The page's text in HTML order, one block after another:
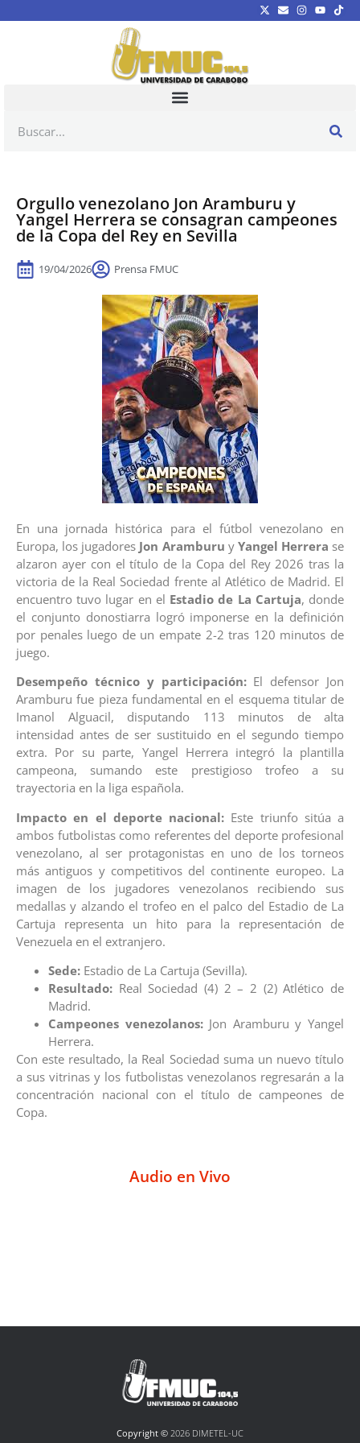
Orgullo venezolano Jon Aramburu y
Yangel Herrera se consagran campeones
de la Copa del Rey en Sevilla
19/04/2026 Prensa FMUC
En una jornada histórica para el fútbol venezolano en
Europa, los jugadores Jon Aramburu y Yangel Herrera se
alzaron ayer con el título de la Copa del Rey 2026 tras la
victoria de la Real Sociedad frente al Atlético de Madrid. El
encuentro tuvo lugar en el Estadio de La Cartuja, donde
el conjunto donostiarra logró imponerse en la definición
por penales luego de un empate 2-2 tras 120 minutos de
juego.
Desempeño técnico y participación:El defensor Jon
Aramburu fue pieza fundamental en el esquema titular de
Imanol Alguacil, disputando 113 minutos de alta
intensidad antes de ser sustituido en el segundo tiempo
extra. Por su parte, Yangel Herrera integró la plantilla
campeona, sumando este prestigioso trofeo a su
trayectoria en la liga española.
Impacto en el deporte nacional: Este triunfo sitúa a
ambos futbolistas como referentes del deporte profesional
venezolano, al ser protagonistas en uno de los torneos
más antiguos y competitivos del continente europeo. La
imagen de los jugadores venezolanos recibiendo sus
medallas y alzando el trofeo en el palco del Estadio de La
Cartuja representa un hito para la representación de
Venezuela en el extranjero.
Sede: Estadio de La Cartuja (Sevilla).
Resultado: Real Sociedad (4) 2 – 2 (2) Atlético de
Madrid.
Campeones venezolanos:Jon Aramburu y Yangel
Herrera.
Con este resultado, la Real Sociedad suma un nuevo título
a sus vitrinas y los futbolistas venezolanos regresarán a la
concentración nacional con el título de campeones de
Copa.
Audio en Vivo
Copyright © 2026 DIMETEL-UC